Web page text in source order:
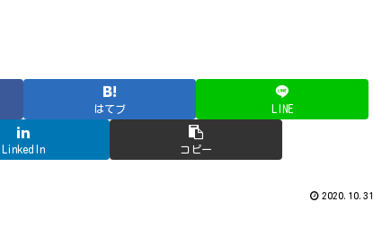
はてブ LINE
LinkedIn コピー
2020.10.31